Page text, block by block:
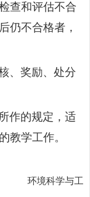
查和评估不合
仍不合格者，
、奖励、处分
作的规定，适
教学工作。
环境科学与工